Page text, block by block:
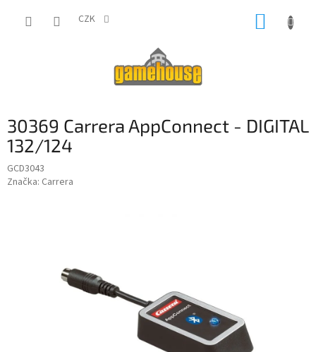
CZK
30369 Carrera AppConnect - DIGITAL
132/124
GCD3043
Značka: Carrera